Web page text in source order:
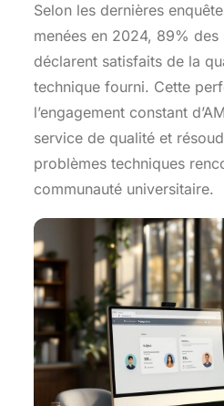
Selon les dernières
menées en 2024, 89% des
déclarent satisfaits de la
technique fourni. Cette
l’engagement constant
service de qualité et
problèmes techniques
communauté universitaire.